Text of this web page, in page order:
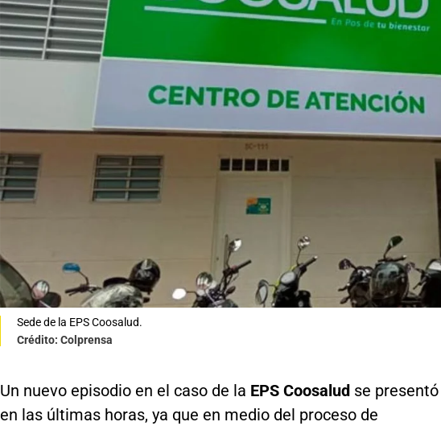
Sede de la EPS Coosalud.
Crédito: Colprensa
Un nuevo episodio en el caso de la EPS Coosalud se presentó
en las últimas horas, ya que en medio del proceso de